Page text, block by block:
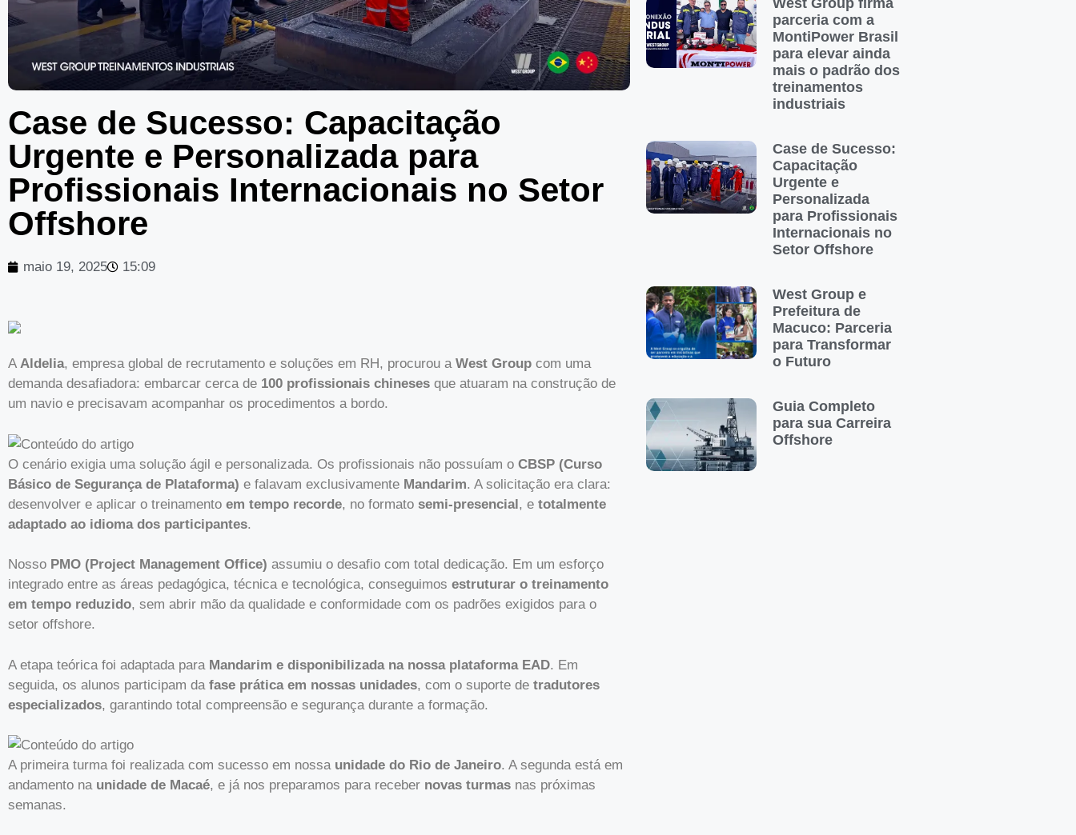
Case de Sucesso: Capacitação
Urgente e Personalizada para
Profissionais Internacionais no Setor
Offshore
maio 19, 2025 15:09
A Aldelia, empresa global de recrutamento e soluções em RH, procurou a West Group com uma
demanda desafiadora: embarcar cerca de 100 profissionais chineses que atuaram na construção de
um navio e precisavam acompanhar os procedimentos a bordo.
O cenário exigia uma solução ágil e personalizada. Os profissionais não possuíam o CBSP (Curso
Básico de Segurança de Plataforma) e falavam exclusivamente Mandarim. A solicitação era clara:
desenvolver e aplicar o treinamento em tempo recorde, no formato semi-presencial, e totalmente
adaptado ao idioma dos participantes.
Nosso PMO (Project Management Office) assumiu o desafio com total dedicação. Em um esforço
integrado entre as áreas pedagógica, técnica e tecnológica, conseguimos estruturar o treinamento
em tempo reduzido, sem abrir mão da qualidade e conformidade com os padrões exigidos para o
setor offshore.
A etapa teórica foi adaptada para Mandarim e disponibilizada na nossa plataforma EAD. Em
seguida, os alunos participam da fase prática em nossas unidades, com o suporte de tradutores
especializados, garantindo total compreensão e segurança durante a formação.
A primeira turma foi realizada com sucesso em nossa unidade do Rio de Janeiro. A segunda está em
andamento na unidade de Macaé, e já nos preparamos para receber novas turmas nas próximas
semanas.
parceria com a
MontiPower Brasil
para elevar ainda
mais o padrão dos
treinamentos
industriais
Case de Sucesso:
Capacitação
Urgente e
Personalizada
para Profissionais
Internacionais no
Setor Offshore
West Group e
Prefeitura de
Macuco: Parceria
para Transformar
o Futuro
Guia Completo
para sua Carreira
Offshore